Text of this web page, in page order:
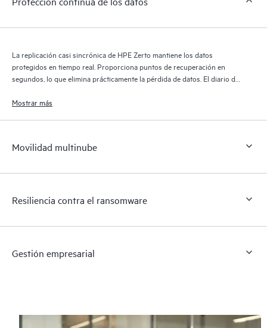
La replicación casi sincrónica de HPE Zerto mantiene los datos
protegidos en tiempo real. Proporciona puntos de recuperación en
segundos, lo que elimina prácticamente la pérdida de datos. El diario de
durante 30 días, lo que proporciona una recuperación granular y
Mostrar más
Movilidad multinube
Resiliencia contra el ransomware
Gestión empresarial